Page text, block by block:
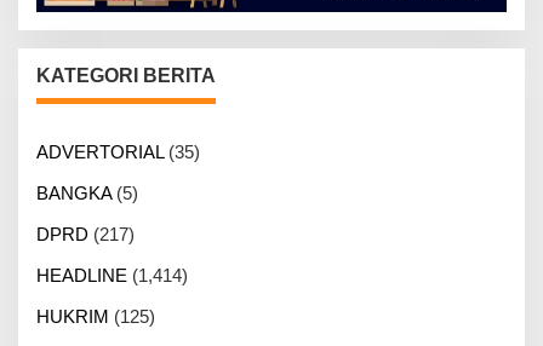
KATEGORI BERITA
ADVERTORIAL(35)
BANGKA(5)
DPRD (217)
HEADLINE (1,414)
HUKRIM (125)